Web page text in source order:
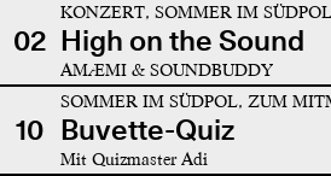
02
KONZERT, SOMMER IM SÜDPOL
High on the Sound
AMÆMI & SOUNDBUDDY
10
SOMMER IM SÜDPOL, ZUM
Buvette-Quiz
Mit Quizmaster Adi